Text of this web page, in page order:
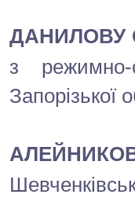
ДАНИЛОВУ
з режимно-
Запорізької